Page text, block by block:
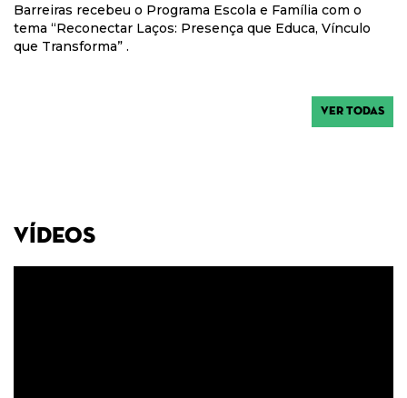
Barreiras recebeu o Programa Escola e Família com o
tema “Reconectar Laços: Presença que Educa, Vínculo
que Transforma” .
VER TODAS
VÍDEOS